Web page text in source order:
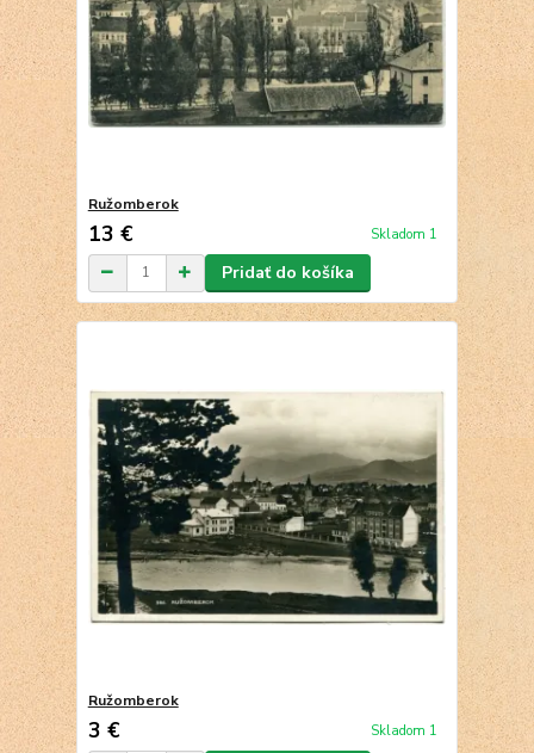
Ružomberok
13 € Skladom 1
Pridať do košíka
Ružomberok
3 € Skladom 1